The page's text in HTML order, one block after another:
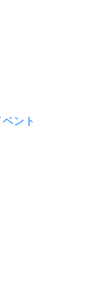
ント